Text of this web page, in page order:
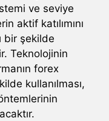
ve seviye
aktif katılımını
bir şekilde
Teknolojinin
forex
kullanılması,